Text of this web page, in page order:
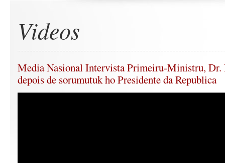
Videos
Media Nasional Intervista Primeiru-Ministru,
depois de sorumutuk ho Presidente da Republica